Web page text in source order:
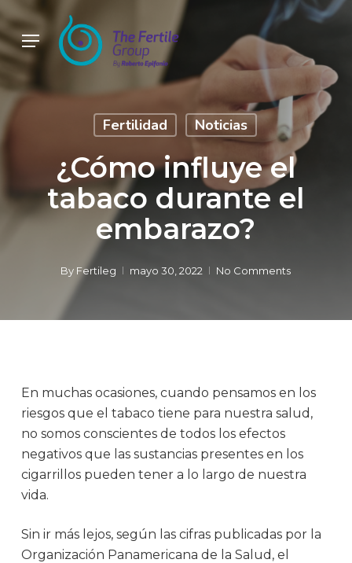
Skip
to
main
content
Menu
Fertilidad Noticias
¿Cómo influye el
tabaco durante el
embarazo?
By Fertileg mayo 30, 2022 No Comments
En muchas ocasiones, cuando pensamos en los
riesgos que el tabaco tiene para nuestra salud,
no somos conscientes de todos los efectos
negativos que las sustancias presentes en los
cigarrillos pueden tener a lo largo de nuestra
vida.
Sin ir más lejos, según las cifras publicadas por la
Organización Panamericana de la Salud, el